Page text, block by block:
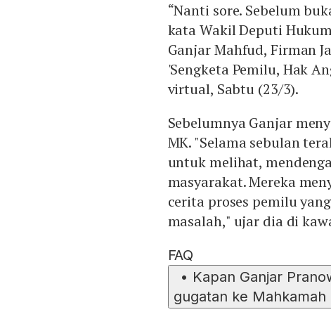
“Nanti sore. Sebelum
kata Wakil Deputi
Ganjar Mahfud, Firman
'Sengketa Pemilu, Hak
virtual, Sabtu (23/3).
Sebelumnya Ganjar
MK. "Selama sebulan
untuk melihat,
masyarakat. Mereka
cerita proses pemilu
masalah," ujar dia di
FAQ
• Kapan Ganjar
gugatan ke